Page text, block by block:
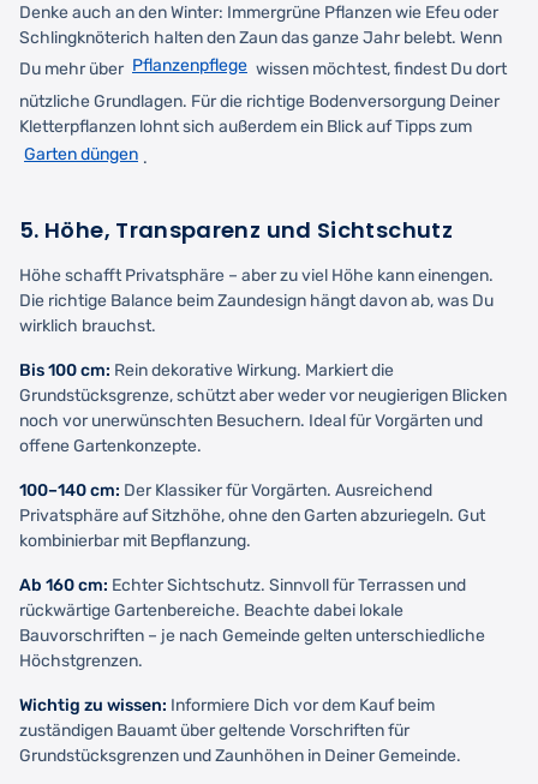
Denke auch an den Winter: Immergrüne Pflanzen wie Efeu oder
Schlingknöterich halten den Zaun das ganze Jahr belebt. Wenn
Du mehr über Pflanzenpflege wissen möchtest, findest Du dort
nützliche Grundlagen. Für die richtige Bodenversorgung Deiner
Kletterpflanzen lohnt sich außerdem ein Blick auf Tipps zum
Garten düngen .
5. Höhe, Transparenz und Sichtschutz
Höhe schafft Privatsphäre – aber zu viel Höhe kann einengen.
Die richtige Balance beim Zaundesign hängt davon ab, was Du
wirklich brauchst.
Bis 100 cm: Rein dekorative Wirkung. Markiert die
Grundstücksgrenze, schützt aber weder vor neugierigen Blicken
noch vor unerwünschten Besuchern. Ideal für Vorgärten und
offene Gartenkonzepte.
100–140 cm: Der Klassiker für Vorgärten. Ausreichend
Privatsphäre auf Sitzhöhe, ohne den Garten abzuriegeln. Gut
kombinierbar mit Bepflanzung.
Ab 160 cm: Echter Sichtschutz. Sinnvoll für Terrassen und
rückwärtige Gartenbereiche. Beachte dabei lokale
Bauvorschriften – je nach Gemeinde gelten unterschiedliche
Höchstgrenzen.
Wichtig zu wissen: Informiere Dich vor dem Kauf beim
zuständigen Bauamt über geltende Vorschriften für
Grundstücksgrenzen und Zaunhöhen in Deiner Gemeinde.